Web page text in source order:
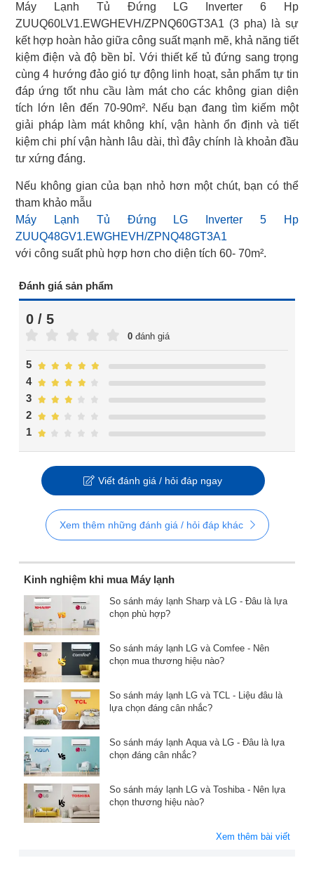
Máy Lạnh Tủ Đứng LG Inverter 6 Hp
ZUUQ60LV1.EWGHEVH/ZPNQ60GT3A1 (3 pha) là sự
kết hợp hoàn hảo giữa công suất mạnh mẽ, khả năng tiết
kiệm điện và độ bền bỉ. Với thiết kế tủ đứng sang trọng
cùng 4 hướng đảo gió tự động linh hoạt, sản phẩm tự tin
đáp ứng tốt nhu cầu làm mát cho các không gian diện
tích lớn lên đến 70-90m². Nếu bạn đang tìm kiếm một
giải pháp làm mát không khí, vận hành ổn định và tiết
kiệm chi phí vận hành lâu dài, thì đây chính là khoản đầu
tư xứng đáng.
Nếu không gian của bạn nhỏ hơn một chút, bạn có thể
tham khảo mẫu
Máy Lạnh Tủ Đứng LG Inverter 5 Hp
ZUUQ48GV1.EWGHEVH/ZPNQ48GT3A1
với công suất phù hợp hơn cho diện tích 60- 70m².
Đánh giá sản phẩm
0 / 5
0 đánh giá
1
2
3
4
5
Viết đánh giá / hỏi đáp ngay
Xem thêm những đánh giá / hỏi đáp khác
Kinh nghiệm khi mua Máy lạnh
So sánh máy lạnh Sharp và LG - Đâu là lựa
chọn phù hợp?
So sánh máy lạnh LG và Comfee - Nên
chọn mua thương hiệu nào?
So sánh máy lạnh LG và TCL - Liệu đâu là
lựa chọn đáng cân nhắc?
So sánh máy lạnh Aqua và LG - Đâu là lựa
chọn đáng cân nhắc?
So sánh máy lạnh LG và Toshiba - Nên lựa
chọn thương hiệu nào?
Xem thêm bài viết